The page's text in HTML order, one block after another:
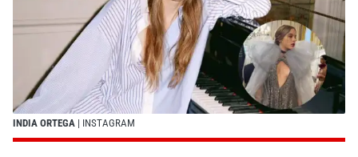
INDIA ORTEGA | INSTAGRAM